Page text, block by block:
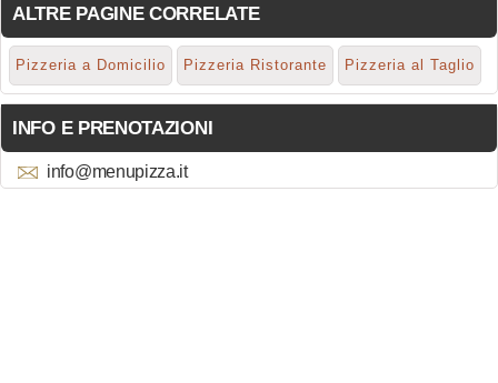
ALTRE PAGINE CORRELATE
Pizzeria a Domicilio Pizzeria Ristorante Pizzeria al Taglio
INFO E PRENOTAZIONI
info@menupizza.it